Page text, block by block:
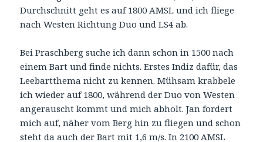
Durchschnitt geht es auf 1800 AMSL und ich fliege
nach Westen Richtung Duo und LS4 ab.
Bei Praschberg suche ich dann schon in 1500 nach
einem Bart und finde nichts. Erstes Indiz dafür, das
Leebartthema nicht zu kennen. Mühsam krabbele
ich wieder auf 1800, während der Duo von Westen
angerauscht kommt und mich abholt. Jan fordert
mich auf, näher vom Berg hin zu fliegen und schon
steht da auch der Bart mit 1,6 m/s. In 2100 AMSL